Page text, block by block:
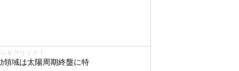
をクリック！
領域は太陽周期終盤に特